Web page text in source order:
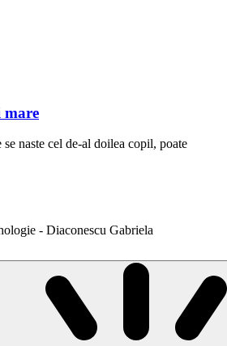
mare
naste cel de-al doilea copil, poate
- Diaconescu Gabriela